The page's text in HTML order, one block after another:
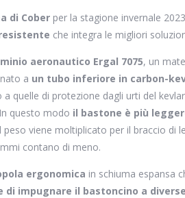
di Cober per la stagione invernale
che integra le migliori
aeronautico Ergal 7075, un
a un tubo inferiore in carbon-
a quelle di protezione dagli urti del
questo modo il bastone è più
peso viene moltiplicato per il braccio di
contano di meno.
ergonomica in schiuma espansa
di impugnare il bastoncino a